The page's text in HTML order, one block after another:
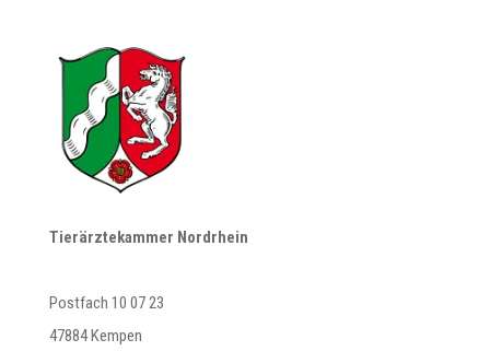
Tierärztekammer Nordrhein
Postfach 10 07 23
47884 Kempen